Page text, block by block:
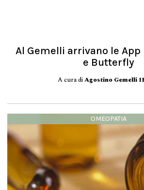
Al Gemelli arrivano le App
e Butterfly
A cura diAgostino Gemelli
OMEOPATIA